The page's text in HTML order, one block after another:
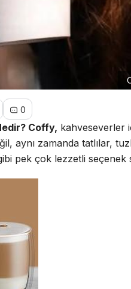
0
Coffy, kahveseverler
aynı zamanda tatlılar,
pek çok lezzetli seçenek